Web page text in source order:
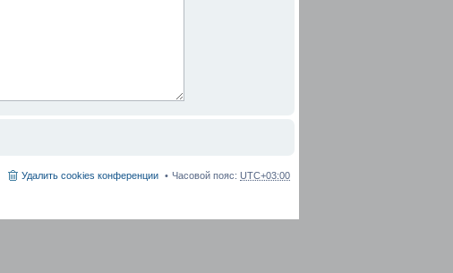
Часовой пояс: UTC+03:00
Удалить cookies конференции